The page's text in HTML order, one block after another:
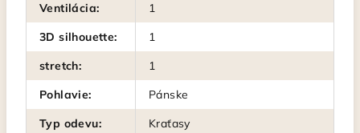
Ventilácia:
1
3D silhouette:
1
stretch:
1
Pohlavie:
Pánske
Typ odevu:
Kraťasy